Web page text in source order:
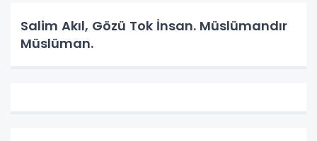
Salim Akıl, Gözü Tok İnsan. Müslümandır
Müslüman.